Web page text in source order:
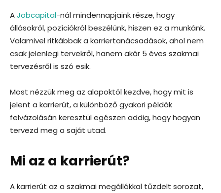
AJobcapital-nál mindennapjaink része, hogy
állásokról, pozíciókról beszélünk, hiszen ez a munkánk.
Valamivel ritkábbak a karriertanácsadások, ahol nem
csak jelenlegi tervekről, hanem akár 5 éves szakmai
tervezésről is szó esik.
Most nézzük meg az alapoktól kezdve, hogy mit is
jelent a karrierút, a különböző gyakori példák
felvázolásán keresztül egészen addig, hogy hogyan
tervezd meg a saját utad.
Mi az a karrierút?
A karrierút az a szakmai megállókkal tűzdelt sorozat,